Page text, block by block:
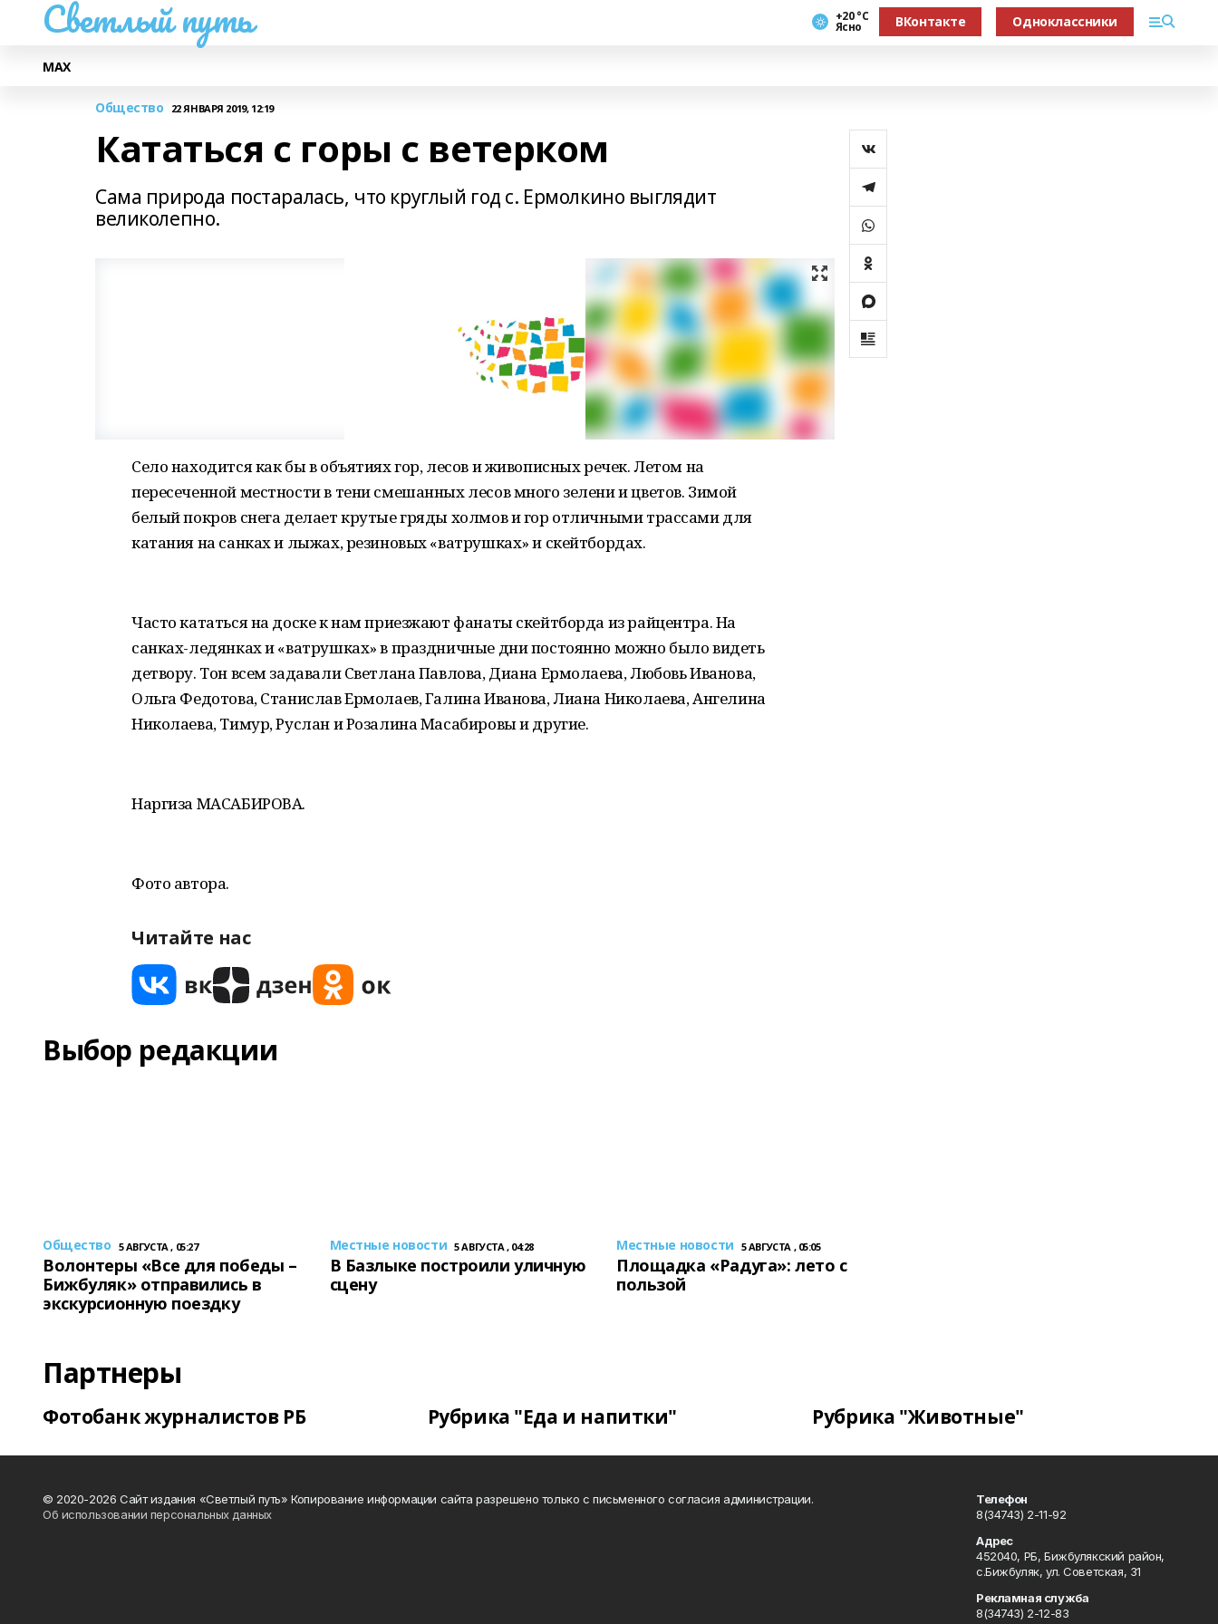
Светлый путь +20 °С
Ясно ВКонтакте Одноклассники
МАХ
Общество 22 ЯНВАРЯ 2019, 12:19
Кататься с горы с ветерком
Сама природа постаралась, что круглый год с. Ермолкино выглядит
великолепно.
Село находится как бы в объятиях гор, лесов и живописных речек. Летом на
пересеченной местности в тени смешанных лесов много зелени и цветов. Зимой
белый покров снега делает крутые гряды холмов и гор отличными трассами для
катания на санках и лыжах, резиновых «ватрушках» и скейтбордах.
Часто кататься на доске к нам приезжают фанаты скейтборда из райцентра. На
санках-ледянках и «ватрушках» в праздничные дни постоянно можно было видеть
детвору. Тон всем задавали Светлана Павлова, Диана Ермолаева, Любовь Иванова,
Ольга Федотова, Станислав Ермолаев, Галина Иванова, Лиана Николаева, Ангелина
Николаева, Тимур, Руслан и Розалина Масабировы и другие.
Наргиза МАСАБИРОВА.
Фото автора.
Читайте нас
Выбор редакции
Общество 5 АВГУСТА , 05:27
Волонтеры «Все для победы –
Бижбуляк» отправились в
экскурсионную поездку
Местные новости 5 АВГУСТА , 04:28
В Базлыке построили уличную
сцену
Местные новости 5 АВГУСТА , 05:05
Площадка «Радуга»: лето с
пользой
Партнеры
Фотобанк журналистов РБ Рубрика "Еда и напитки" Рубрика "Животные"
© 2020-2026 Сайт издания «Светлый путь» Копирование информации сайта разрешено только с письменного согласия администрации.
Об использовании персональных данных
Телефон
8(34743) 2-11-92
Адрес
452040, РБ, Бижбулякский район,
с.Бижбуляк, ул. Советская, 31
Рекламная служба
8(34743) 2-12-83